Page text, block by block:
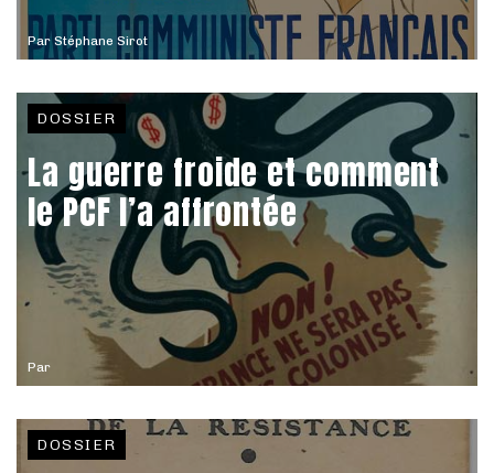
ParStéphane Sirot
Par
DOSSIER
La guerre froide et comment
le PCF l’a affrontée
DOSSIER